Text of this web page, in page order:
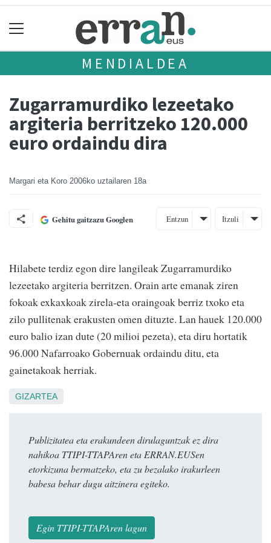
MENDIALDEA
Zugarramurdiko lezeetako
argiteria berritzeko 120.000
euro ordaindu dira
Margari eta Koro 2006ko uztailaren 18a
Gehitu gaitzazu Googlen Entzun Itzuli
Hilabete terdiz egon dire langileak Zugarramurdiko
lezeetako argiteria berritzen. Orain arte emanak ziren
fokoak exkaxkoak zirela-eta oraingoak berriz txoko eta
zilo pullitenak erakusten omen dituzte. Lan hauek 120.000
euro balio izan dute (20 milioi pezeta), eta diru hortatik
96.000 Nafarroako Gobernuak ordaindu ditu, eta
gainetakoak herriak.
GIZARTEA
Publizitatea eta erakundeen dirulaguntzak ez dira
nahikoa TTIPI-TTAPAren eta ERRAN.EUSen
etorkizuna bermatzeko, eta zu bezalako irakurleen
babesa behar dugu aitzinera egiteko.
Egin TTIPI-TTAPAren lagun